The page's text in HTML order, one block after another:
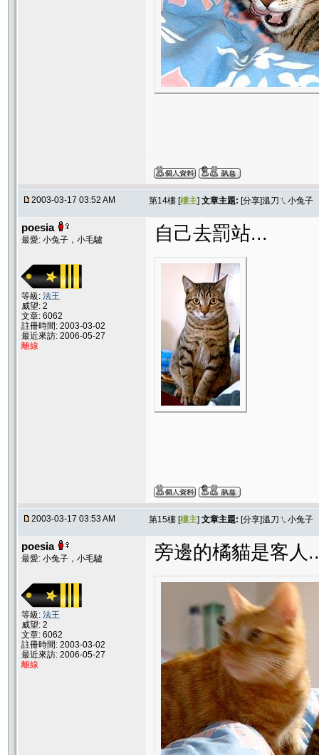
2003-03-17 03:52 AM 第14樓 [樓主] 文章主題: [分享]溫刀ㄟ小兔子
poesia
最愛: 小兔子，小毛驢
等級: 法王
威望: 2
文章: 6062
註冊時間: 2003-03-02
最近來訪: 2006-05-27
離線
自己去罰站...
2003-03-17 03:53 AM 第15樓 [樓主] 文章主題: [分享]溫刀ㄟ小兔子
poesia
最愛: 小兔子，小毛驢
等級: 法王
威望: 2
文章: 6062
註冊時間: 2003-03-02
最近來訪: 2006-05-27
離線
旁邊的橘貓是客人